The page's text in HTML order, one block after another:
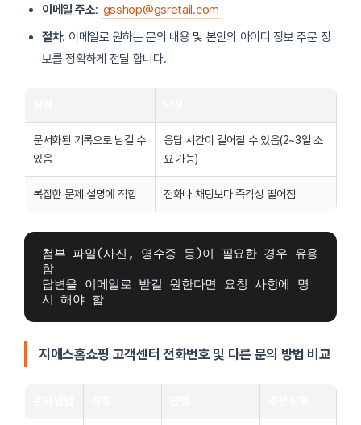
이메일 주소: gsshop@gsretail.com
절차: 이메일로 원하는 문의 내용 및 본인의 아이디 정보 주문 정
보를 정확하게 전달 합니다.
문서화된 기록으로 남길 수
있음
응답 시간이 길어질 수 있음(2~3일 소
요 가능)
복잡한 문제 설명에 적합 전화나 채팅보다 즉각성 떨어짐
첨부 파일(사진, 영수증 등)이 필요한 경우 유용
함
답변을 이메일로 받길 원한다면 요청 사항에 명
시 해야 함
지에스홈쇼핑 고객센터 전화번호 및 다른 문의 방법 비교